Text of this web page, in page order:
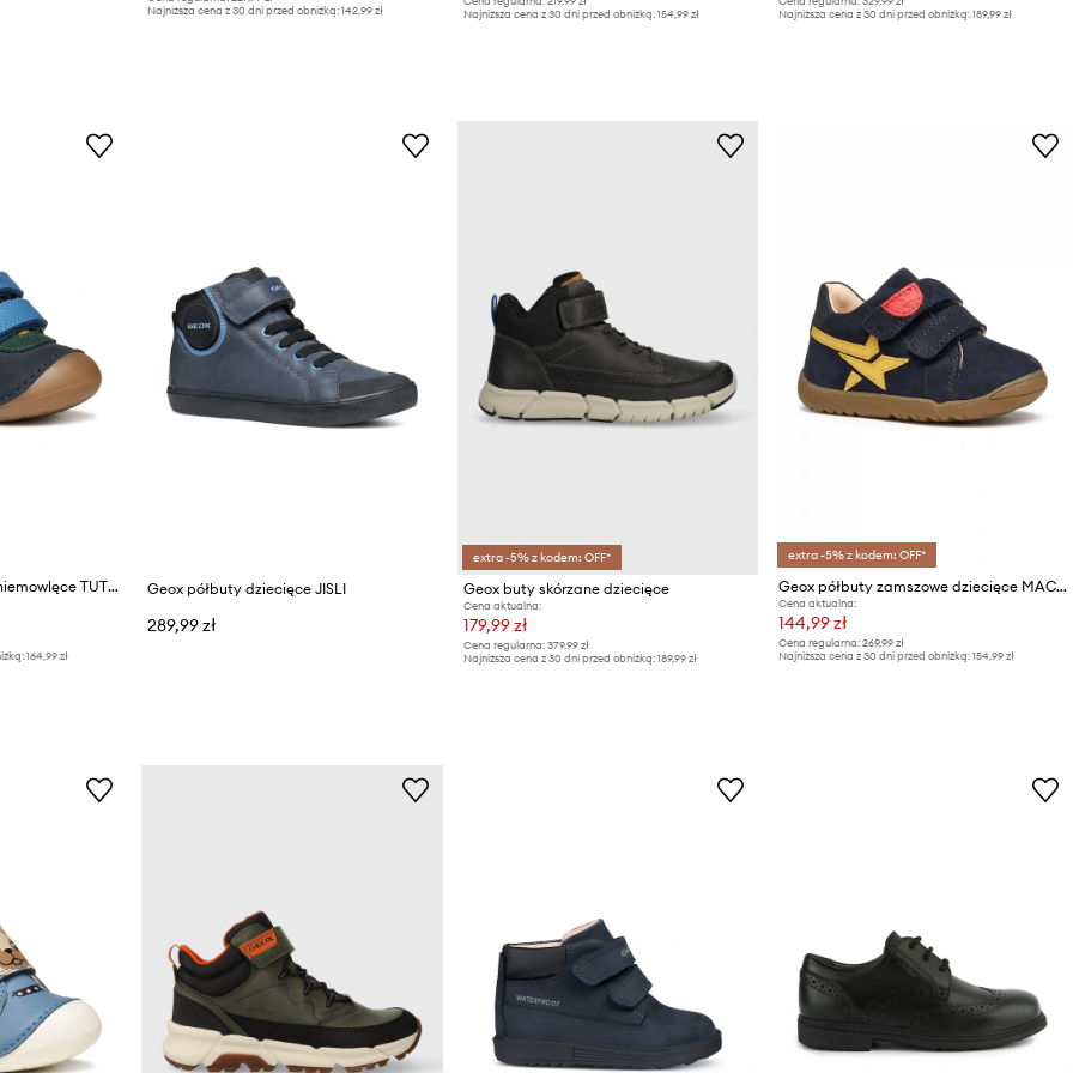
Najniższa cena z 30 dni przed obniżką: 142,99 zł
Najniższa cena z 30 dni przed obniżką: 154,99 zł
Najniższa cena z 30 dni przed obniżką: 189,99 zł
Geox półbuty skórzane niemowlęce TUTIM
164,99 zł
Geox półbuty dziecięce JISLI
289,99 zł
extra -5% z kodem: OFF*
Geox buty skórzane dziecięce
Cena aktualna:
179,99 zł
Cena regularna: 379,99 zł
Najniższa cena z 30 dni przed obniżką: 189,99 zł
extra -5% z kodem: OFF*
Geox półbuty zamszowe dziecięce MACCHIA
Cena aktualna:
144,99 zł
Cena regularna: 269,99 zł
Najniższa cena z 30 dni przed obniżką: 154,99 zł